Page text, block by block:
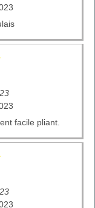
facile pliant.